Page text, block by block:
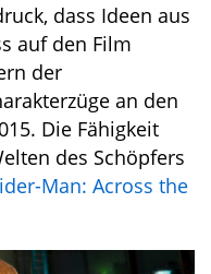
dass Ideen aus
auf den Film
der
an den
Die Fähigkeit
des Schöpfers
Man: Across the